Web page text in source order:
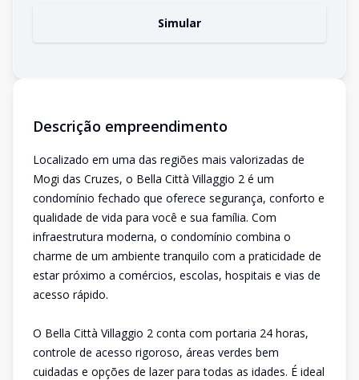
Simular
Descrição empreendimento
Localizado em uma das regiões mais valorizadas de
Mogi das Cruzes, o Bella Città Villaggio 2 é um
condomínio fechado que oferece segurança, conforto e
qualidade de vida para você e sua família. Com
infraestrutura moderna, o condomínio combina o
charme de um ambiente tranquilo com a praticidade de
estar próximo a comércios, escolas, hospitais e vias de
acesso rápido.
O Bella Città Villaggio 2 conta com portaria 24 horas,
controle de acesso rigoroso, áreas verdes bem
cuidadas e opções de lazer para todas as idades. É ideal